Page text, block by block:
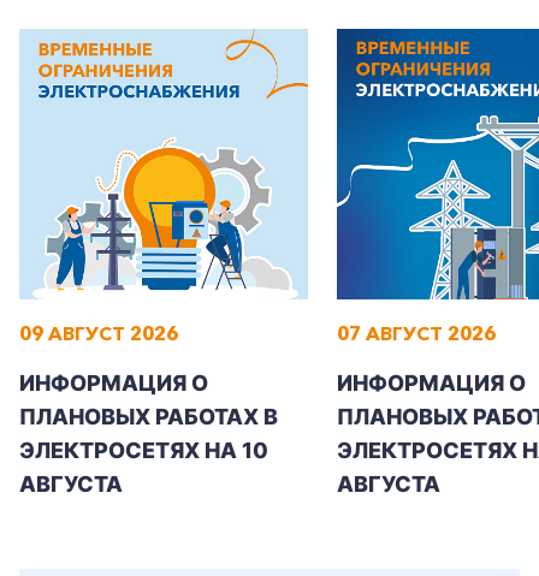
Корпоративным клиентам
09 АВГУСТ 2026
ИНФОРМАЦИЯ О
ПЛАНОВЫХ РАБОТАХ В
ЭЛЕКТРОСЕТЯХ НА 10
АВГУСТА
07 АВГУСТ 2026
ИНФОРМАЦИЯ О
ПЛАНОВЫХ
ЭЛЕКТРОСЕТЯХ
АВГУСТА